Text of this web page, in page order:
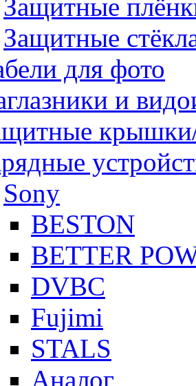
Защитные
Защитные
для фото
и
Sony
BESTON
BETTER
DVBC
Fujimi
STALS
Аналог